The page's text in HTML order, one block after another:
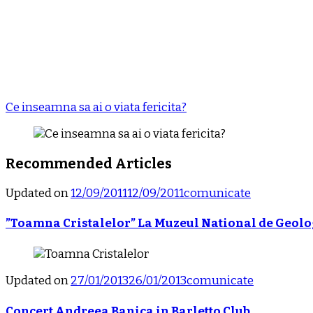
Ce inseamna sa ai o viata fericita?
Recommended Articles
Updated on12/09/201112/09/2011comunicate
”Toamna Cristalelor” La Muzeul National de
Updated on27/01/201326/01/2013comunicate